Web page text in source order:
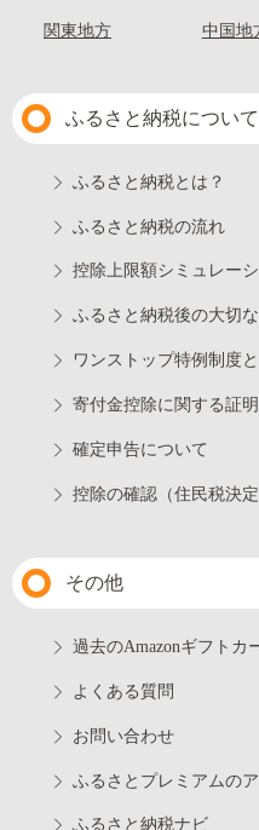
関東地方 中国地
ふるさと納税について
ふるさと納税とは？
ふるさと納税の流れ
控除上限額シミュレー
ふるさと納税後の大切
ワンストップ特例制度
寄付金控除に関する証
確定申告について
控除の確認（住民税決定
その他
過去のAmazonギフトカ
よくある質問
お問い合わせ
ふるさとプレミアムの
ふるさと納税ナビ